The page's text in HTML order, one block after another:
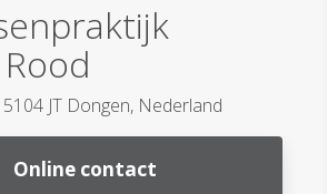
JT Dongen, Nederland
Online contact